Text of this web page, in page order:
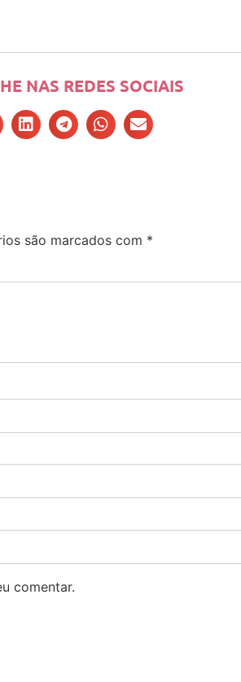
NAS REDES SOCIAIS
são marcados com *
comentar.